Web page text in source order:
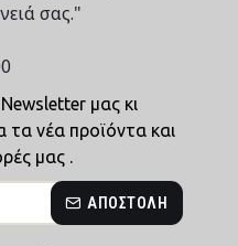
σας."
μας κι
νέα προϊόντα και
μας .
ΑΠΟΣΤΟΛΉ